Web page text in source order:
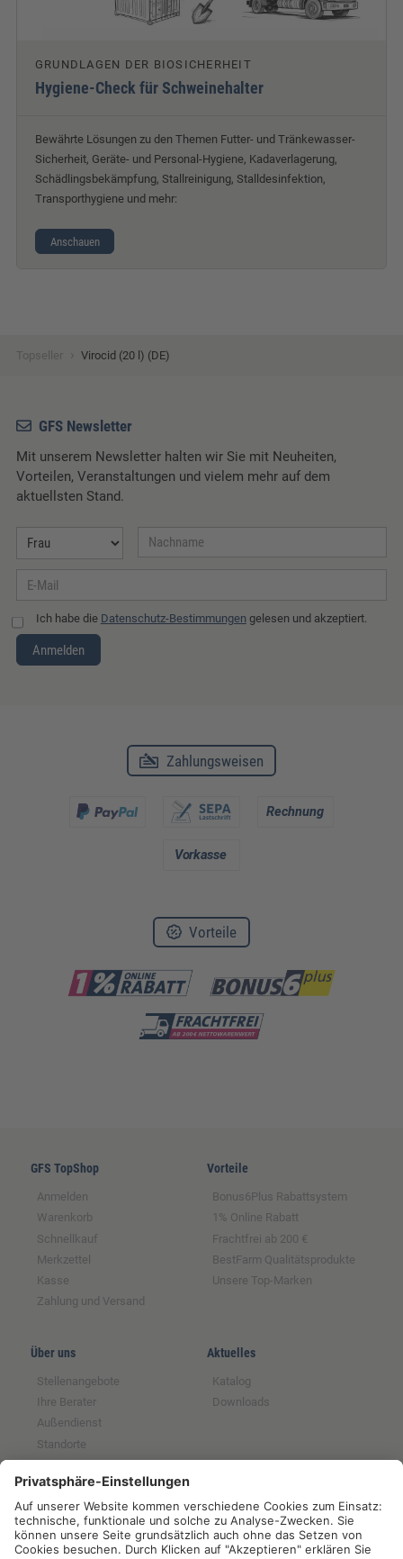
GRUNDLAGEN DER BIOSICHERHEIT
Hygiene-Check für Schweinehalter
Bewährte Lösungen zu den Themen Futter- und Tränkewasser-
Sicherheit, Geräte- und Personal-Hygiene, Kadaverlagerung,
Schädlingsbekämpfung, Stallreinigung, Stalldesinfektion,
Transporthygiene und mehr:
Anschauen
Topseller Virocid (20 l) (DE)
GFS Newsletter
Mit unserem Newsletter halten wir Sie mit Neuheiten,
Vorteilen, Veranstaltungen und vielem mehr auf dem
aktuellsten Stand.
Ich habe die Datenschutz-Bestimmungen gelesen und akzeptiert.
Anmelden
Zahlungsweisen
Vorteile
GFS TopShop
Anmelden
Warenkorb
Schnellkauf
Merkzettel
Kasse
Zahlung und Versand
Vorteile
Bonus6Plus Rabattsystem
1% Online Rabatt
Frachtfrei ab 200 €
BestFarm Qualitätsprodukte
Unsere Top-Marken
Über uns
Stellenangebote
Ihre Berater
Außendienst
Standorte
Aktuelles
Katalog
Downloads
Partnerschaften
Tochter der GFS SCE
Rechtliches
Impressum